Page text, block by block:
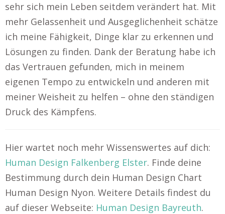
sehr sich mein Leben seitdem verändert hat. Mit
mehr Gelassenheit und Ausgeglichenheit schätze
ich meine Fähigkeit, Dinge klar zu erkennen und
Lösungen zu finden. Dank der Beratung habe ich
das Vertrauen gefunden, mich in meinem
eigenen Tempo zu entwickeln und anderen mit
meiner Weisheit zu helfen – ohne den ständigen
Druck des Kämpfens.
Hier wartet noch mehr Wissenswertes auf dich:
Human Design Falkenberg Elster. Finde deine
Bestimmung durch dein Human Design Chart
Human Design Nyon. Weitere Details findest du
auf dieser Webseite: Human Design Bayreuth.